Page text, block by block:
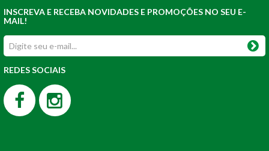
INSCREVA E RECEBA NOVIDADES E PROMOÇÕES NO SEU E-
MAIL!
REDES SOCIAIS